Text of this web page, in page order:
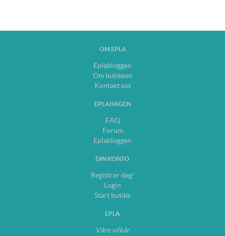
OM EPLA
Eplabloggen
Om butikken
Kontakt oss
EPLAHAGEN
FAQ
Forum
Eplabloggen
DIN KONTO
Registrer deg!
Login
Start butikk
EPLA
Våre vilkår